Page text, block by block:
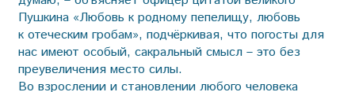
Пушкина «Любовь к родному пепелищу, любовь
к отеческим гробам», подчёркивая, что погосты для
нас имеют особый, сакральный смысл – это без
преувеличения место силы.
Во взрослении и становлении любого человека